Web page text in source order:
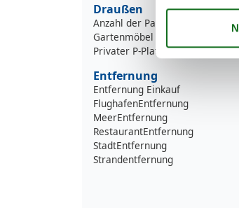
Draußen
Anzahl der Parkplätze
Gartenmöbel
Privater P-Platz
Entfernung
Entfernung Einkauf
FlughafenEntfernung
MeerEntfernung
RestaurantEntfernung
StadtEntfernung
Strandentfernung